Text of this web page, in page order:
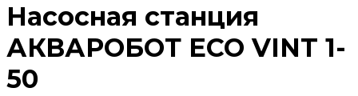
Насосная станция
АКВАРОБОТ ECO VINT 1-
50